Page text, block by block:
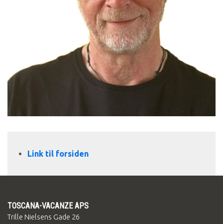
Link til forsiden
TOSCANA-VACANZE APS
Trille Nielsens Gade 26